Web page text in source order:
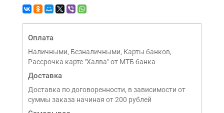
Оплата
Наличными, Безналичными, Карты банков,
Рассрочка карте "Халва" от МТБ банка
Доставка
Доставка по договоренности, в зависимости от
суммы заказа начиная от 200 рублей